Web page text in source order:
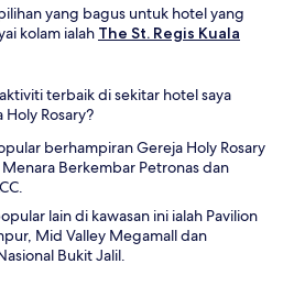
yang bagus untuk hotel yang
kolam ialah The St. Regis Kuala
terbaik di sekitar hotel saya
Rosary?
berhampiran Gereja Holy Rosary
Berkembar Petronas dan
lain di kawasan ini ialah Pavilion
Mid Valley Megamall dan
Bukit Jalil.